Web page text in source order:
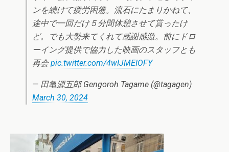
ンを続けて疲労困憊。流石にたまりかねて、
途中で一回だけ５分間休憩させて貰ったけ
ど。でも大勢来てくれて感謝感激。前にドロ
ーイング提供で協力した映画のスタッフとも
再会pic.twitter.com/4wIJMEIOFY
— 田亀源五郎 Gengoroh Tagame (@tagagen)
March 30, 2024